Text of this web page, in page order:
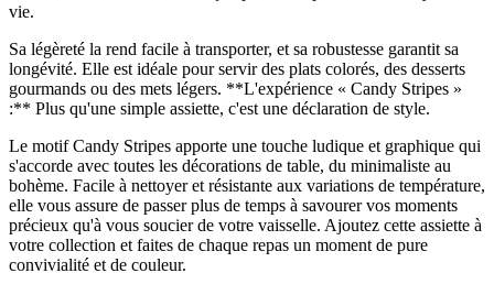
vie.
Sa légèreté la rend facile à transporter, et sa robustesse garantit sa
longévité. Elle est idéale pour servir des plats colorés, des desserts
gourmands ou des mets légers. **L'expérience « Candy Stripes »
:** Plus qu'une simple assiette, c'est une déclaration de style.
Le motif Candy Stripes apporte une touche ludique et graphique qui
s'accorde avec toutes les décorations de table, du minimaliste au
bohème. Facile à nettoyer et résistante aux variations de température,
elle vous assure de passer plus de temps à savourer vos moments
précieux qu'à vous soucier de votre vaisselle. Ajoutez cette assiette à
votre collection et faites de chaque repas un moment de pure
convivialité et de couleur.